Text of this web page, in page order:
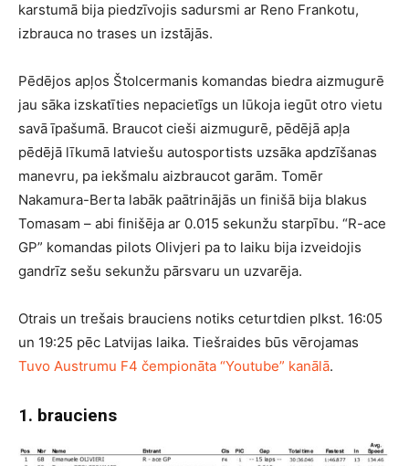
karstumā bija piedzīvojis sadursmi ar Reno Frankotu,
izbrauca no trases un izstājās.
Pēdējos apļos Štolcermanis komandas biedra aizmugurē
jau sāka izskatīties nepacietīgs un lūkoja iegūt otro vietu
savā īpašumā. Braucot cieši aizmugurē, pēdējā apļa
pēdējā līkumā latviešu autosportists uzsāka apdzīšanas
manevru, pa iekšmalu aizbraucot garām. Tomēr
Nakamura-Berta labāk paātrinājās un finišā bija blakus
Tomasam – abi finišēja ar 0.015 sekunžu starpību. “R-ace
GP” komandas pilots Olivjeri pa to laiku bija izveidojis
gandrīz sešu sekunžu pārsvaru un uzvarēja.
Otrais un trešais brauciens notiks ceturtdien plkst. 16:05
un 19:25 pēc Latvijas laika. Tiešraides būs vērojamas
Tuvo Austrumu F4 čempionāta “Youtube” kanālā.
1. brauciens